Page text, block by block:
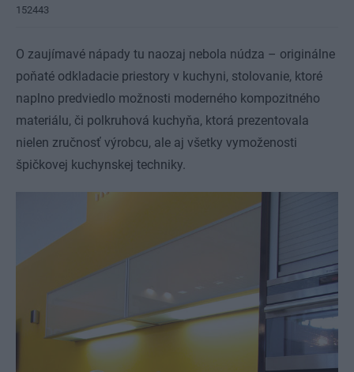
152443
O zaujímavé nápady tu naozaj nebola núdza – originálne
poňaté odkladacie priestory v kuchyni, stolovanie, ktoré
naplno predviedlo možnosti moderného kompozitného
materiálu, či polkruhová kuchyňa, ktorá prezentovala
nielen zručnosť výrobcu, ale aj všetky vymoženosti
špičkovej kuchynskej techniky.